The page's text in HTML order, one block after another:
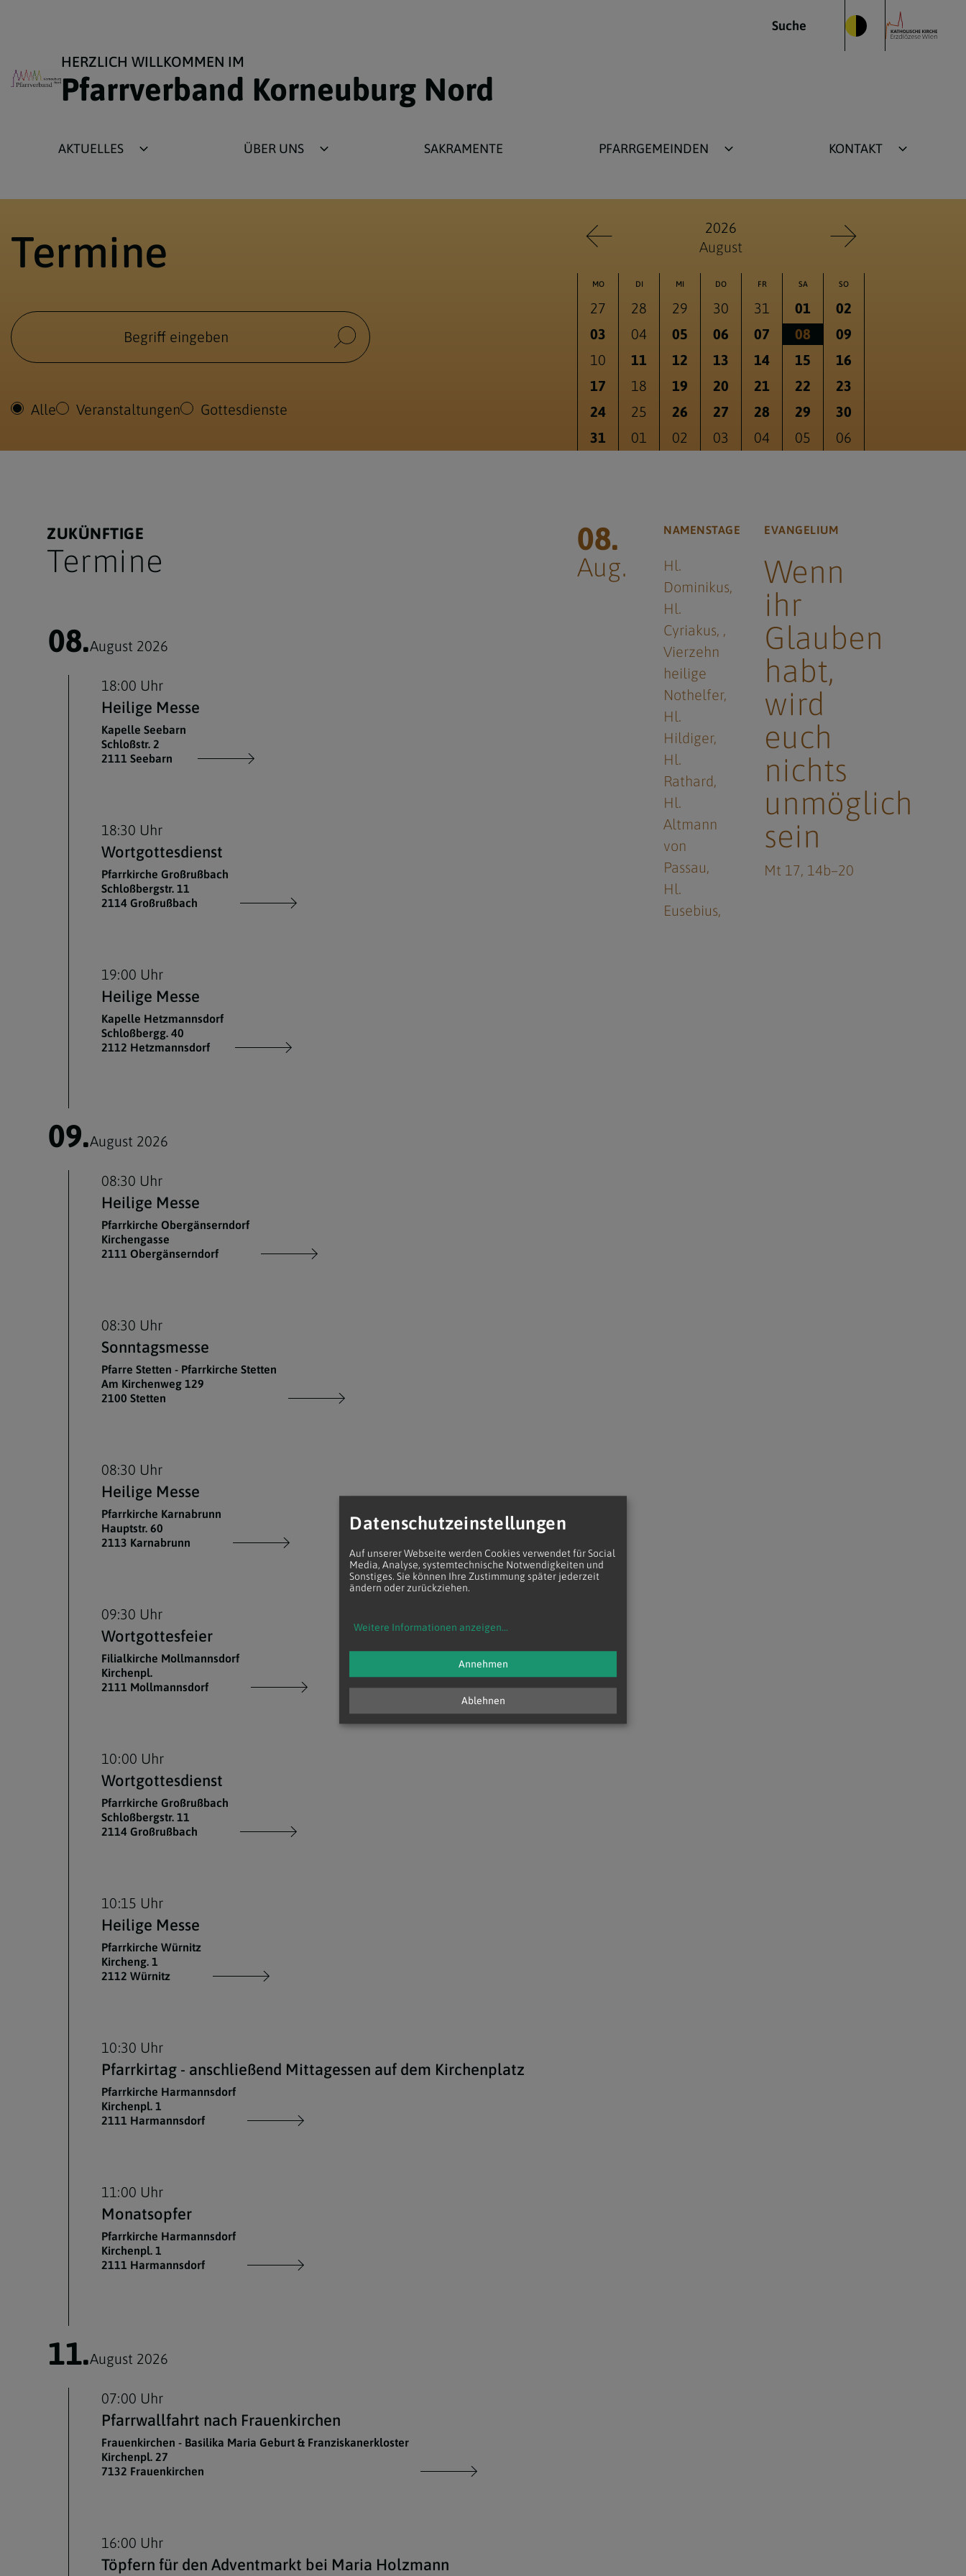
Suche
HERZLICH WILLKOMMEN IM
Pfarrverband Korneuburg Nord
AKTUELLES
Gottesdienste
Veranstaltungen
ÜBER UNS
SAKRAMENTE
PFARRGEMEINDEN
Karnabrunn
KONTAKT
Termine
Alle Veranstaltungen Gottesdienste
2026
August
MO DI MI DO FR SA SO
27 28 29 30 31 01
02
03
04 05 06 07 08
09
10
11 12 13 14 15
16
17
18 19 20 21 22
23
24
25 26 27 28 29
30
31
01 02 03 04 05 06
ZUKÜNFTIGE
Termine
08.August 2026
18:00 Uhr
Heilige Messe
Kapelle Seebarn
Schloßstr. 2
2111 Seebarn
18:30 Uhr
Wortgottesdienst
Pfarrkirche Großrußbach
Schloßbergstr. 11
2114 Großrußbach
19:00 Uhr
Heilige Messe
Kapelle Hetzmannsdorf
Schloßbergg. 40
2112 Hetzmannsdorf
09.August 2026
08:30 Uhr
Heilige Messe
Pfarrkirche Obergänserndorf
Kirchengasse
2111 Obergänserndorf
08:30 Uhr
Sonntagsmesse
Pfarre Stetten - Pfarrkirche Stetten
Am Kirchenweg 129
2100 Stetten
08:30 Uhr
Heilige Messe
Pfarrkirche Karnabrunn
Hauptstr. 60
2113 Karnabrunn
09:30 Uhr
Wortgottesfeier
Filialkirche Mollmannsdorf
Kirchenpl.
2111 Mollmannsdorf
10:00 Uhr
Wortgottesdienst
Pfarrkirche Großrußbach
Schloßbergstr. 11
2114 Großrußbach
10:15 Uhr
Heilige Messe
Pfarrkirche Würnitz
Kircheng. 1
2112 Würnitz
10:30 Uhr
Pfarrkirtag - anschließend Mittagessen auf dem Kirchenplatz
Pfarrkirche Harmannsdorf
Kirchenpl. 1
2111 Harmannsdorf
11:00 Uhr
Monatsopfer
Pfarrkirche Harmannsdorf
Kirchenpl. 1
2111 Harmannsdorf
11.August 2026
07:00 Uhr
Pfarrwallfahrt nach Frauenkirchen
Frauenkirchen - Basilika Maria Geburt & Franziskanerkloster
Kirchenpl. 27
7132 Frauenkirchen
16:00 Uhr
Töpfern für den Adventmarkt bei Maria Holzmann
08.
Aug.
NAMENSTAGE
Hl.
Dominikus
Hl.
Cyriakus
Vierzehn
heilige
Nothelfer
Hl.
Hildiger
Hl.
Rathard
Hl.
Altmann
von
Passau
Hl.
Eusebius
EVANGELIUM
Wenn
ihr
Glauben
habt,
wird
euch
nichts
unmöglich
sein
Mt 17, 14b–20
Datenschutzeinstellungen
Auf unserer Webseite werden Cookies verwendet für Social
Media, Analyse, systemtechnische Notwendigkeiten und
Sonstiges. Sie können Ihre Zustimmung später jederzeit
ändern oder zurückziehen.
Weitere Informationen anzeigen...
Ablehnen
Annehmen